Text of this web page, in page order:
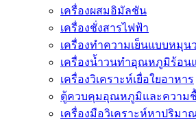
เครื่องผสมอิมัลชัน
เครื่องชั่งสารไฟฟ้า
เครื่องทำความเย็นแบบหมุน
เครื่องน้ำวนทำอุณหภูมิร้อน
เครื่องวิเคราะห์เยื่อใยอาหาร
ตู้ควบคุมอุณหภูมิและความ
เครื่องมือวิเคราะห์หาปริมา